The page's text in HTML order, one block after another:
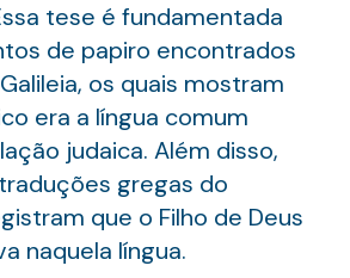
tese é fundamentada
de papiro encontrados
os quais mostram
era a língua comum
judaica. Além disso,
gregas do
que o Filho de Deus
naquela língua.